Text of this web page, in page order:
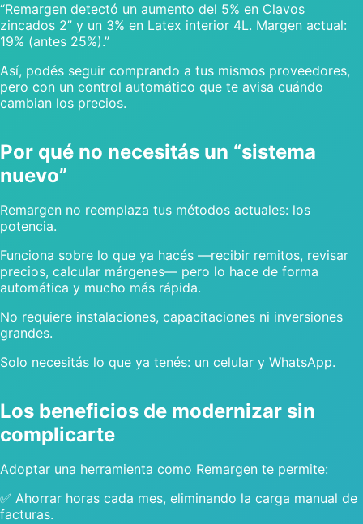
“Remargen detectó un aumento del 5% en Clavos
zincados 2” y un 3% en Latex interior 4L. Margen actual:
19% (antes 25%).”
Así, podés seguir comprando a tus mismos proveedores,
pero con un control automático que te avisa cuándo
cambian los precios.
Por qué no necesitás un “sistema
nuevo”
Remargen no reemplaza tus métodos actuales: los
potencia.
Funciona sobre lo que ya hacés —recibir remitos, revisar
precios, calcular márgenes— pero lo hace de forma
automática y mucho más rápida.
No requiere instalaciones, capacitaciones ni inversiones
grandes.
Solo necesitás lo que ya tenés: un celular y WhatsApp.
Los beneficios de modernizar sin
complicarte
Adoptar una herramienta como Remargen te permite:
✅ Ahorrar horas cada mes, eliminando la carga manual de
facturas.